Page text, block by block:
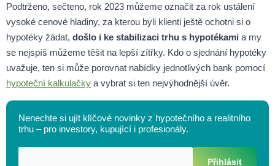
Podtrženo, sečteno, rok 2023 můžeme označit za rok ustálení
vysoké cenové hladiny, za kterou byli klienti ještě ochotni si o
hypotéky žádat, došlo i ke stabilizaci trhu s hypotékami a my
se nejspíš můžeme těšit na lepší zítřky. Kdo o sjednání hypotéky
uvažuje, ten si může porovnat nabídky jednotlivých bank pomocí
hypoteční kalkulačky a vybrat si ten nejvýhodnější úvěr.
Nenechte si ujít klíčové novinky z hypotečního a realitního
trhu – pro investory, kupující i profesionály.
Přihlásit